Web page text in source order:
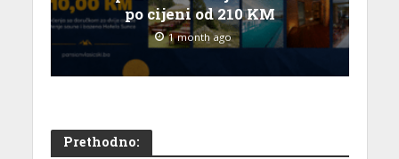
po cijeni od 210 KM
1 month ago
Prethodno: